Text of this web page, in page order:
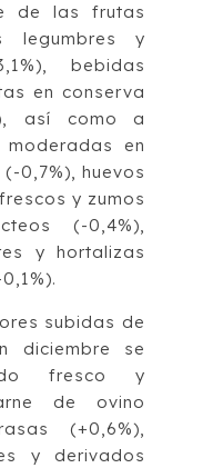
de las frutas
legumbres y
bebidas
en conserva
así como a
en
0,7%), huevos
y zumos
(-0,4%),
y hortalizas
subidas de
diciembre se
fresco y
de ovino
(+0,6%),
y derivados